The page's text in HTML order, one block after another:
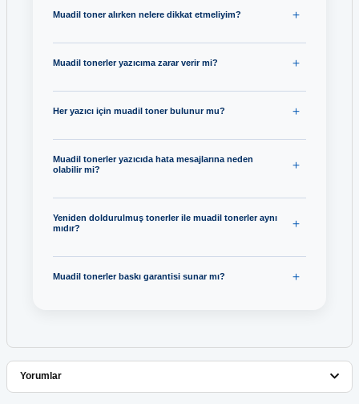
Muadil toner alırken nelere dikkat etmeliyim?
Muadil tonerler yazıcıma zarar verir mi?
Her yazıcı için muadil toner bulunur mu?
Muadil tonerler yazıcıda hata mesajlarına neden
olabilir mi?
Yeniden doldurulmuş tonerler ile muadil tonerler aynı
mıdır?
Muadil tonerler baskı garantisi sunar mı?
Yorumlar